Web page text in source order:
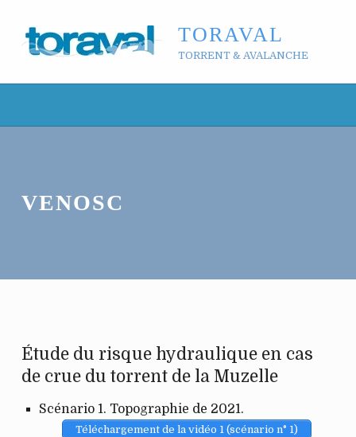
TORAVAL
TORRENT & AVALANCHE
VENOSC
Étude du risque hydraulique en cas
de crue du torrent de la Muzelle
Scénario 1. Topographie de 2021.
Téléchargement de la vidéo 1 (scénario n° 1)